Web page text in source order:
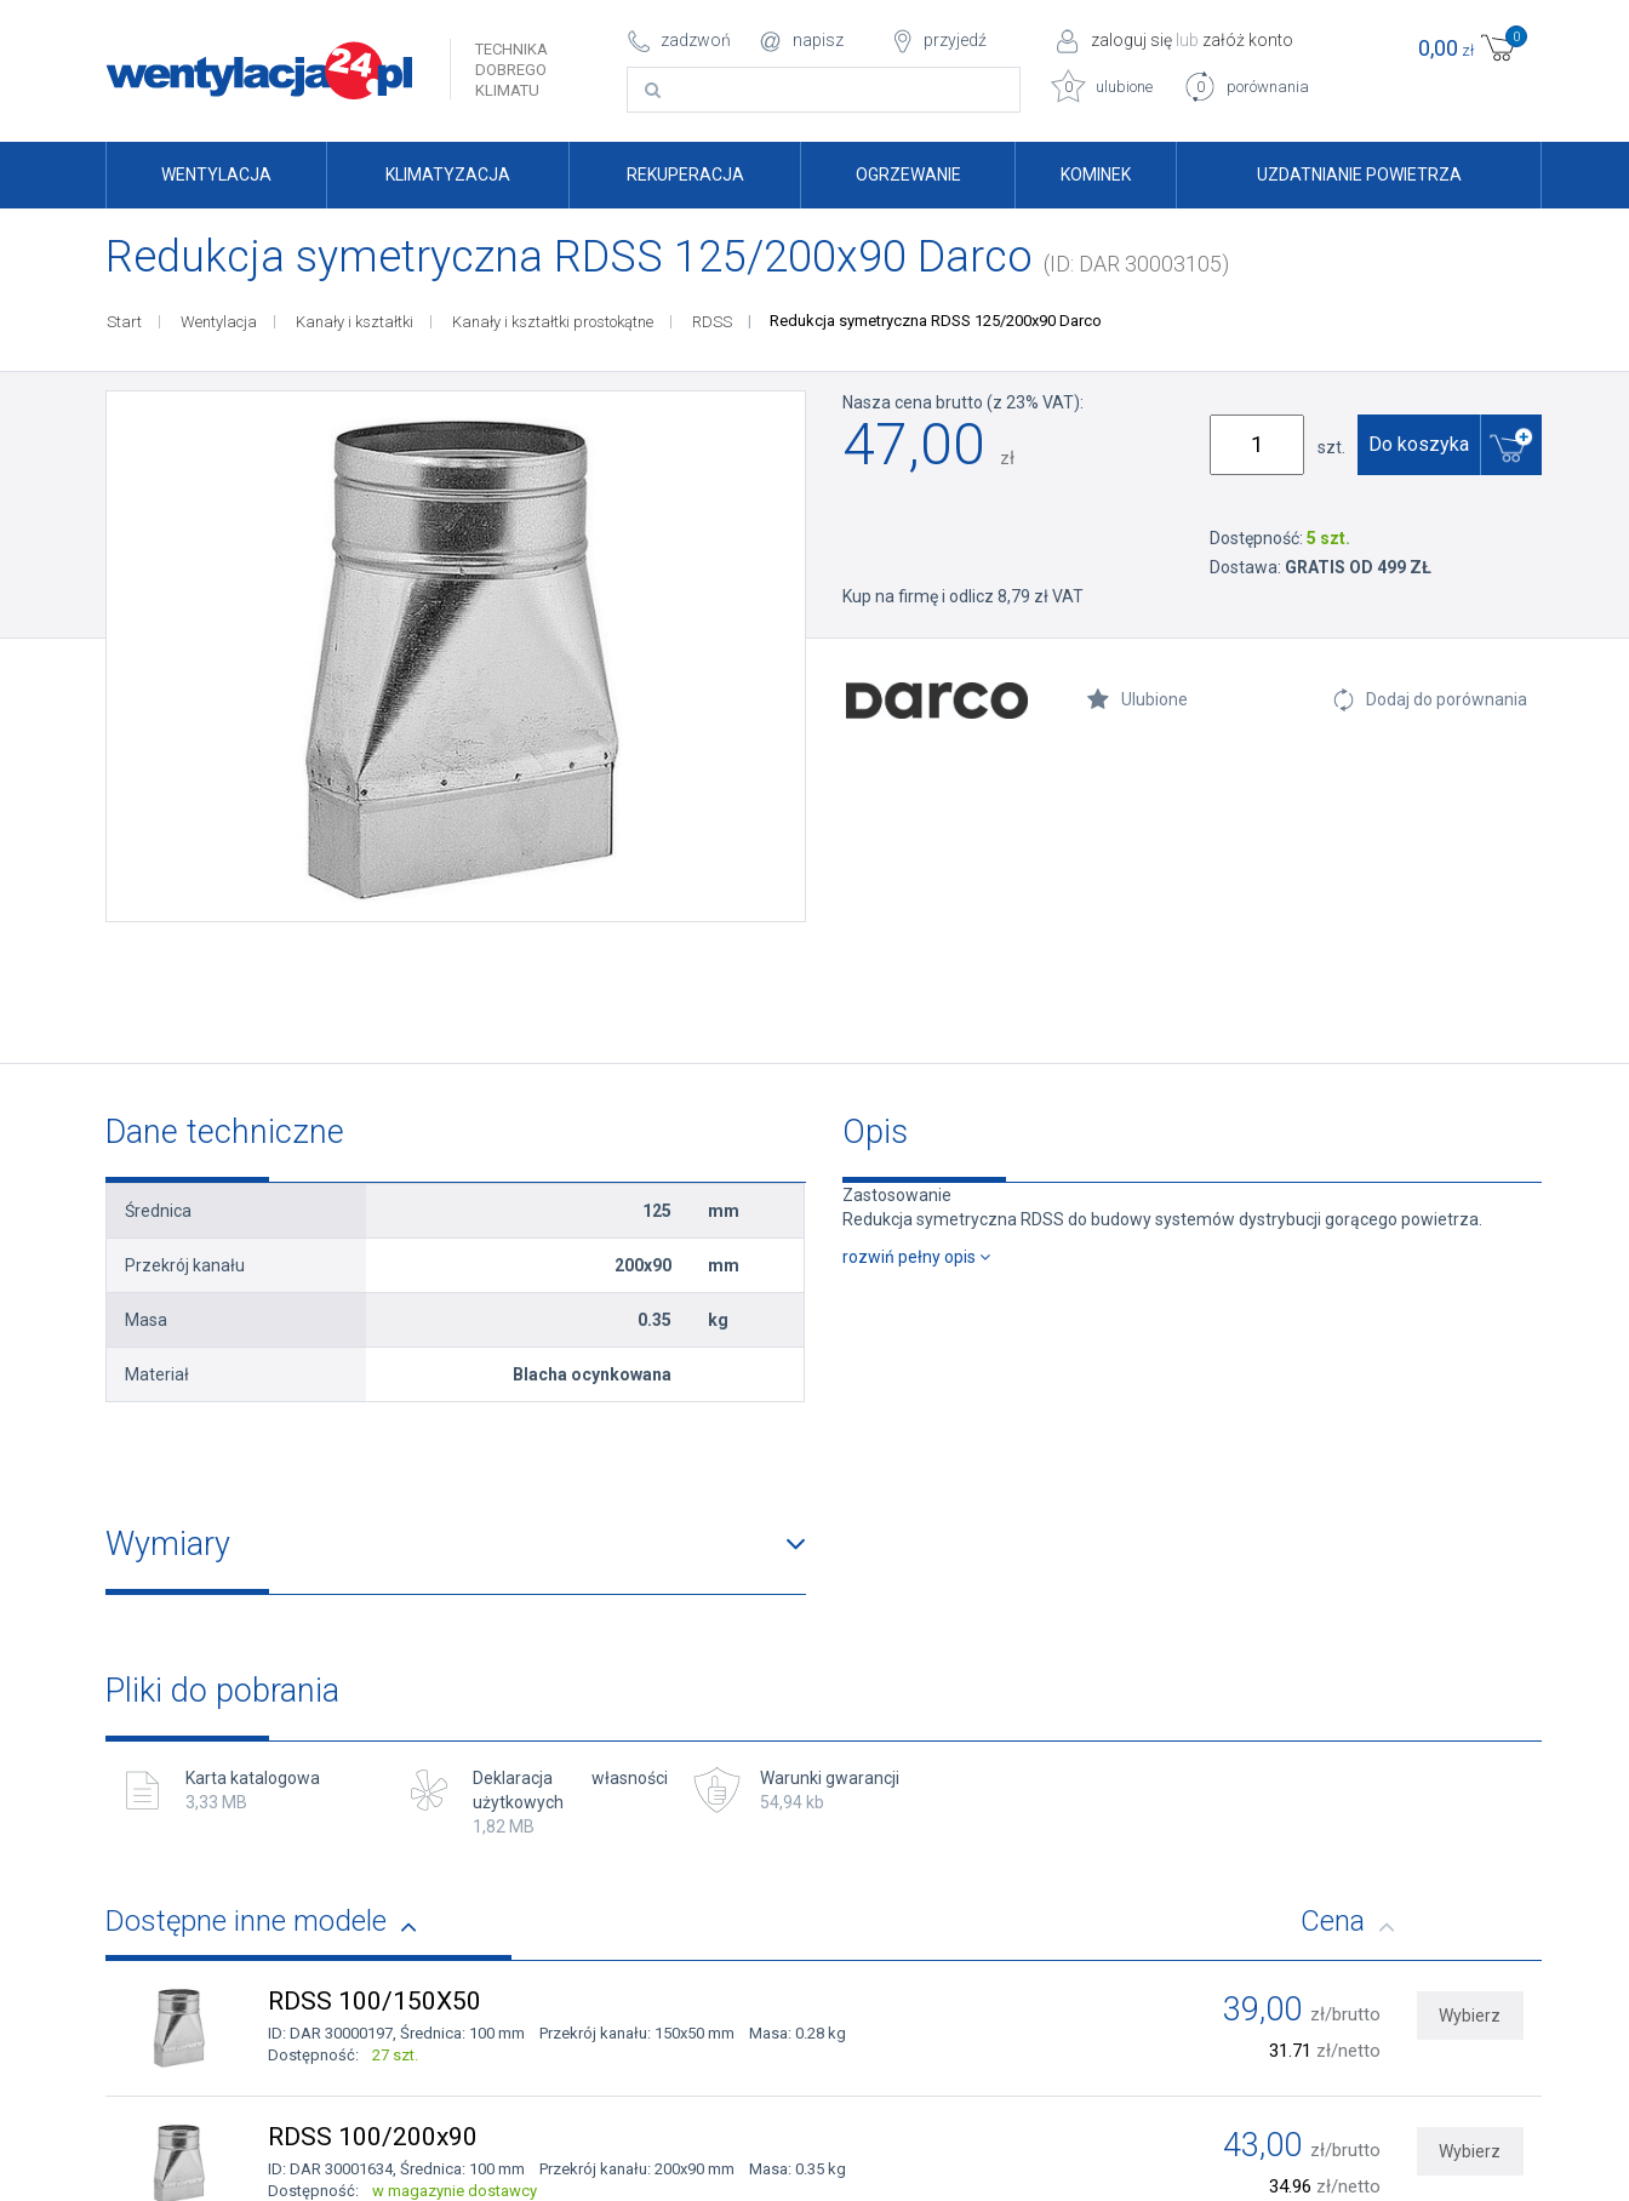
TECHNIKA
DOBREGO
KLIMATU
zadzwoń napisz przyjedź zaloguj się lub załóż konto
0 ulubione 0 porównania
0
0,00 zł
WENTYLACJA KLIMATYZACJA REKUPERACJA OGRZEWANIE KOMINEK UZDATNIANIE POWIETRZA
Redukcja symetryczna RDSS 125/200x90 Darco (ID: DAR 30003105)
Start Wentylacja Kanały i kształtki Kanały i kształtki prostokątne RDSS Redukcja symetryczna RDSS 125/200x90 Darco
Nasza cena brutto (z 23% VAT):
47,00 zł
Kup na firmę i odlicz 8,79 zł VAT
szt. Do koszyka
Dostępność:5 szt.
Dostawa: GRATIS OD 499 ZŁ
Ulubione Dodaj do porównania
Dane techniczne
Średnica 125 mm
Przekrój kanału 200x90 mm
Masa 0.35 kg
Materiał Blacha ocynkowana
Opis
Zastosowanie
Redukcja symetryczna RDSS do budowy systemów dystrybucji gorącego powietrza.
rozwiń pełny opis
Wymiary
Pliki do pobrania
Karta katalogowa
3,33 MB
Deklaracja własności
użytkowych
1,82 MB
Warunki gwarancji
54,94 kb
Dostępne inne modele Cena
RDSS 100/150X50
ID: DAR 30000197, Średnica: 100 mm Przekrój kanału: 150x50 mm Masa: 0.28 kg
Dostępność:
27 szt.
39,00 zł/brutto
31.71 zł/netto
Wybierz
RDSS 100/200x90
ID: DAR 30001634, Średnica: 100 mm Przekrój kanału: 200x90 mm Masa: 0.35 kg
Dostępność:
w magazynie dostawcy
43,00 zł/brutto
34.96 zł/netto
Wybierz